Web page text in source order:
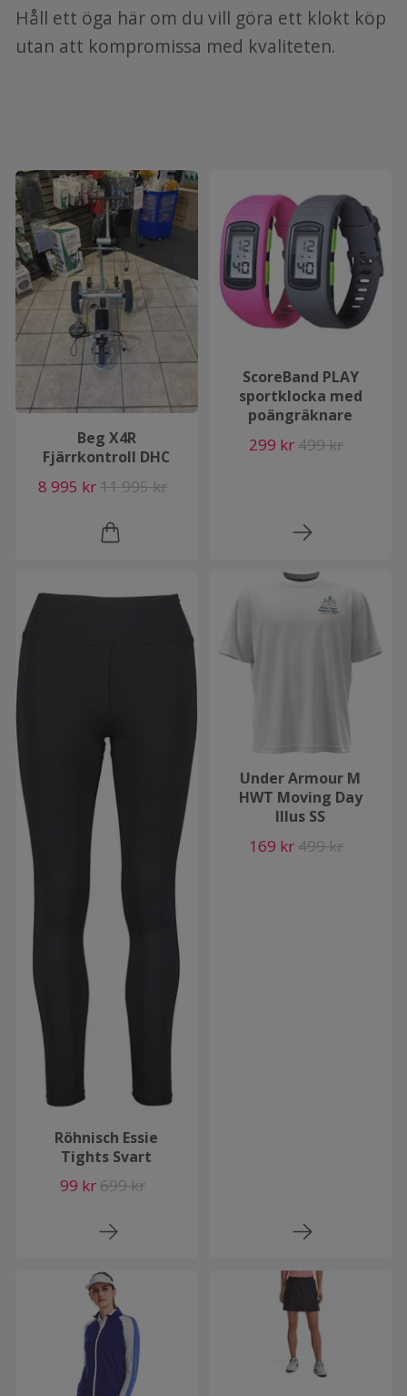
Håll ett öga här om du vill göra ett klokt köp
utan att kompromissa med kvaliteten.
Beg X4R
Fjärrkontroll DHC
8 995 kr11 995 kr
ScoreBand PLAY
sportklocka med
poängräknare
299 kr 499 kr
Röhnisch Essie
Tights Svart
99 kr699 kr
Under Armour M
HWT Moving Day
Illus SS
169 kr 499 kr